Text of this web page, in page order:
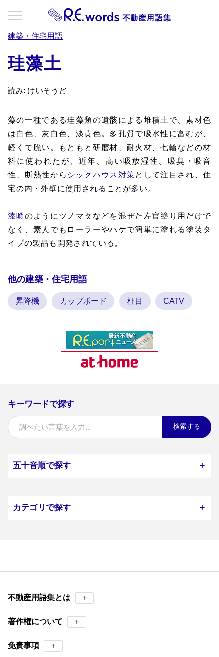
キーワードで探す
検索する
五十音順で探す ＋
カテゴリで探す ＋
建築・住宅用語
珪藻土
読み: けいそうど
藻の一種である珪藻類の遺骸による堆積土で、素材色
は白色、灰白色、淡黄色。多孔質で吸水性に富むが、
軽くて脆い。もともと研磨材、耐火材、七輪などの材
料に使われたが、近年、高い吸放湿性、吸臭・吸音
性、断熱性から シックハウス対策として注目され、住
宅の内・外壁に使用されることが多い。
漆喰のようにツノマタなどを混ぜた左官塗り用だけで
なく、素人でもローラーやハケで簡単に塗れる塗装タ
イプの製品も開発されている。
他の建築・住宅用語
昇降機 カップボード 柾目 CATV
不動産用語集とは ＋
著作権について ＋
免責事項 ＋